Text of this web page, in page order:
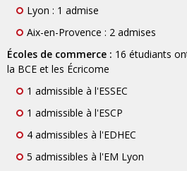
Lyon : 1 admise
Aix-en-Provence : 2 admises
Écoles de commerce : 16 étudiants
la BCE et les Écricome
1 admissible à l'ESSEC
1 admissible à l'ESCP
4 admissibles à l'EDHEC
5 admissibles à l'EM Lyon